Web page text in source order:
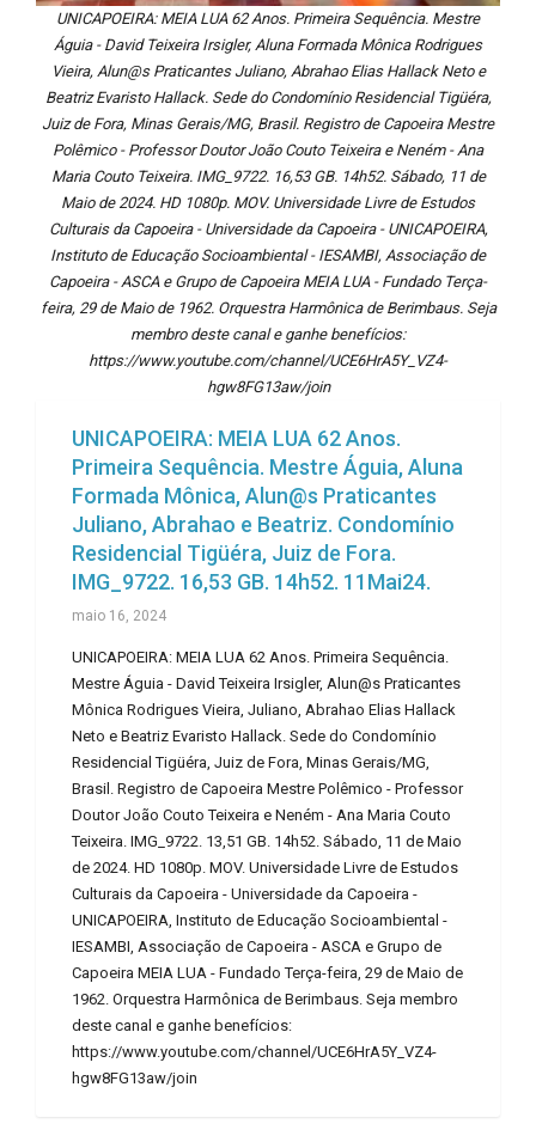
UNICAPOEIRA: MEIA LUA 62 Anos. Primeira Sequência. Mestre
Águia - David Teixeira Irsigler, Aluna Formada Mônica Rodrigues
Vieira, Alun@s Praticantes Juliano, Abrahao Elias Hallack Neto e
Beatriz Evaristo Hallack. Sede do Condomínio Residencial Tigüéra,
Juiz de Fora, Minas Gerais/MG, Brasil. Registro de Capoeira Mestre
Polêmico - Professor Doutor João Couto Teixeira e Neném - Ana
Maria Couto Teixeira. IMG_9722. 16,53 GB. 14h52. Sábado, 11 de
Maio de 2024. HD 1080p. MOV. Universidade Livre de Estudos
Culturais da Capoeira - Universidade da Capoeira - UNICAPOEIRA,
Instituto de Educação Socioambiental - IESAMBI, Associação de
Capoeira - ASCA e Grupo de Capoeira MEIA LUA - Fundado Terça-
feira, 29 de Maio de 1962. Orquestra Harmônica de Berimbaus. Seja
membro deste canal e ganhe benefícios:
https://www.youtube.com/channel/UCE6HrA5Y_VZ4-
hgw8FG13aw/join
UNICAPOEIRA: MEIA LUA 62 Anos.
Primeira Sequência. Mestre Águia, Aluna
Formada Mônica, Alun@s Praticantes
Juliano, Abrahao e Beatriz. Condomínio
Residencial Tigüéra, Juiz de Fora.
IMG_9722. 16,53 GB. 14h52. 11Mai24.
maio 16, 2024
UNICAPOEIRA: MEIA LUA 62 Anos. Primeira Sequência.
Mestre Águia - David Teixeira Irsigler, Alun@s Praticantes
Mônica Rodrigues Vieira, Juliano, Abrahao Elias Hallack
Neto e Beatriz Evaristo Hallack. Sede do Condomínio
Residencial Tigüéra, Juiz de Fora, Minas Gerais/MG,
Brasil. Registro de Capoeira Mestre Polêmico - Professor
Doutor João Couto Teixeira e Neném - Ana Maria Couto
Teixeira. IMG_9722. 13,51 GB. 14h52. Sábado, 11 de Maio
de 2024. HD 1080p. MOV. Universidade Livre de Estudos
Culturais da Capoeira - Universidade da Capoeira -
UNICAPOEIRA, Instituto de Educação Socioambiental -
IESAMBI, Associação de Capoeira - ASCA e Grupo de
Capoeira MEIA LUA - Fundado Terça-feira, 29 de Maio de
1962. Orquestra Harmônica de Berimbaus. Seja membro
deste canal e ganhe benefícios:
https://www.youtube.com/channel/UCE6HrA5Y_VZ4-
hgw8FG13aw/join